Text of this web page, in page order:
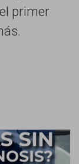
primer